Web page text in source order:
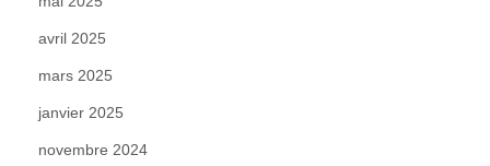
avril 2025
mars 2025
janvier 2025
novembre 2024